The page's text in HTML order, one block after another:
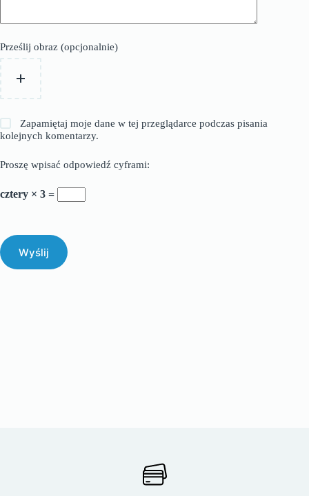
Prześlij obraz (opcjonalnie)
Zapamiętaj moje dane w tej przeglądarce podczas pisania
kolejnych komentarzy.
Proszę wpisać odpowiedź cyframi:
cztery × 3 =
Wyślij